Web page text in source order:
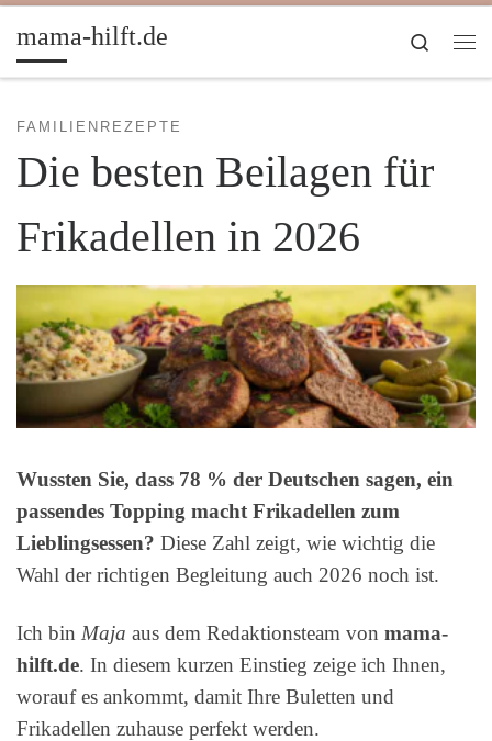
Zum Inhalt springen
mama-hilft.de
Search
FAMILIENREZEPTE
Die besten Beilagen für
Frikadellen in 2026
Wussten Sie, dass 78 % der Deutschen sagen, ein
passendes Topping macht Frikadellen zum
Lieblingsessen? Diese Zahl zeigt, wie wichtig die
Wahl der richtigen Begleitung auch 2026 noch ist.
Ich bin Maja aus dem Redaktionsteam von mama-
hilft.de. In diesem kurzen Einstieg zeige ich Ihnen,
worauf es ankommt, damit Ihre Buletten und
Frikadellen zuhause perfekt werden.